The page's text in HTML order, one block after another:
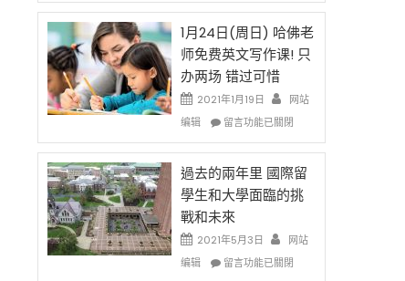
OPT
開
刀〉
中
請
H-
1B
簽
證
高
薪
者
先
得〉
中
任
在
即
移
民
政
策
改
H-
1B
樂
透
(lottery)
取
消〉
1月24日(周日) 哈佛老
师免费英文写作课! 只
办两场 错过可惜
2021年1月19日
网站
编辑
在
月
24
日
(周
日)
哈
佛
留言功能已關閉
過去的兩年里 國際留
學生和大學面臨的挑
戰和未來
2021年5月3日
网站
编辑
在
留言功能已關閉